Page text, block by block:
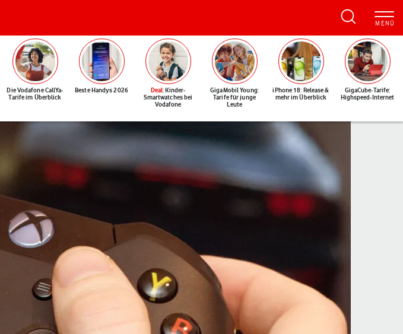
Die Vodafone CallYa-
Tarife im Überblick
Beste Handys 2026 Deal: Kinder-
Smartwatches bei
Vodafone
GigaMobil Young:
Tarife für junge
Leute
iPhone 18: Release &
mehr im Überblick
GigaCube-Tarife:
Highspeed-Internet